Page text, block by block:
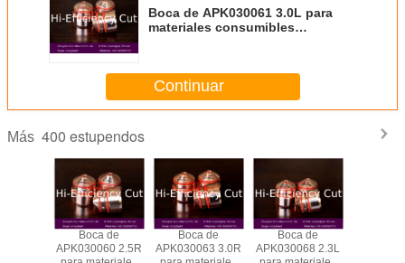
Boca de APK030061 3.0L para
materiales consumibles
Continuar
Más 400 estupendos
Boca de
APK030060 2.5R
Boca de
APK030063 3.0R
Boca de
APK030068 2.3L